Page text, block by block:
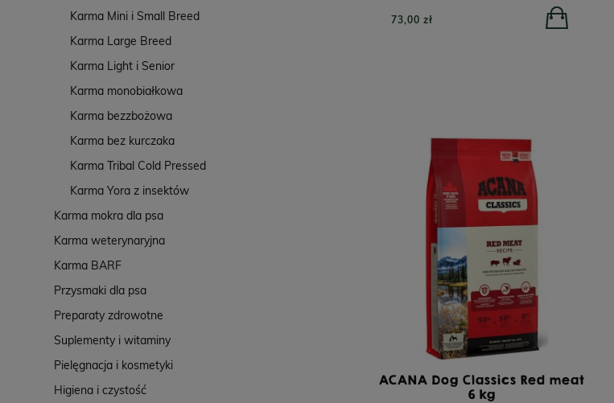
Karma Mini i Small Breed
Karma Large Breed
Karma Light i Senior
Karma monobiałkowa
Karma bezzbożowa
Karma bez kurczaka
Karma Tribal Cold Pressed
Karma Yora z insektów
Karma mokra dla psa
Karma weterynaryjna
Karma BARF
Przysmaki dla psa
Preparaty zdrowotne
Suplementy i witaminy
Pielęgnacja i kosmetyki
Higiena i czystość
73,00 zł
ACANA Dog Classics Red meat
6 kg